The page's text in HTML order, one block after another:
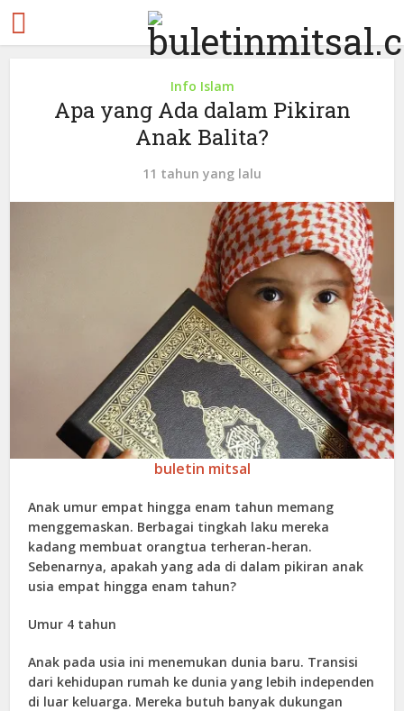
Info Islam
Apa yang Ada dalam Pikiran
Anak Balita?
11 tahun yang lalu
buletin mitsal
Anak umur empat hingga enam tahun memang
menggemaskan. Berbagai tingkah laku mereka
kadang membuat orangtua terheran-heran.
Sebenarnya, apakah yang ada di dalam pikiran anak
usia empat hingga enam tahun?
Umur 4 tahun
Anak pada usia ini menemukan dunia baru. Transisi
dari kehidupan rumah ke dunia yang lebih independen
di luar keluarga. Mereka butuh banyak dukungan